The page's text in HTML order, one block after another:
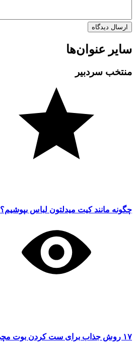
سایر عنوان‌ها
منتخب سردبیر
چگونه مانند کیت میدلتون لباس بپوشیم؟
۱۷ روش جذاب برای ست کردن بوت مچی قرمز در استایل